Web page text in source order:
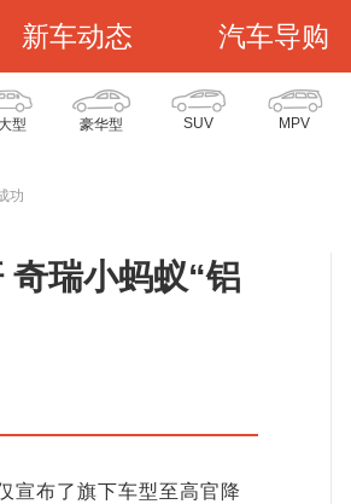
新车动态 汽车导购
型 豪华型 SUV MPV
功
瑞小蚂蚁“铝
宣布了旗下车型至高官降